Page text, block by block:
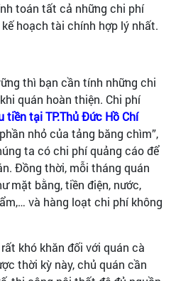
toán tất cả những chi phí
hoạch tài chính hợp lý nhất.
thì bạn cần tính những chi
quán hoàn thiện. Chi phí
tiền tại TP.Thủ Đức Hồ Chí
nhỏ của tảng băng chìm”,
ta có chi phí quảng cáo để
Đồng thời, mỗi tháng quán
mặt bằng, tiền điện, nước,
và hàng loạt chi phí không
khó khăn đối với quán cà
thời kỳ này, chủ quán cần